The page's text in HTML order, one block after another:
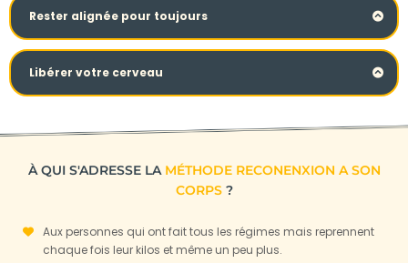
Vidéo 48 : Hypnose pour libérer ta blessure de trahison
Vidéo 49 : Hypnose pour libérer ta blessure de injustice
Vidéo 54 : Entrainer votre promesse de récompense
Rester alignée pour toujours
Vidéo 55 : Contrer les forces obscures > les tentations
Vidéo 56 : Contrer les forces obscures > les pensées
Vidéo 59 : Contrer les forces obscures > les injonctions
Vidéo 60 : Contrer les forces obscures > le stress
Libérer votre cerveau
Vidéo 63 : Oui, lâcher prise c’est possible, pour vous aussi
Vidéo 65 : Comprendre et vivre en gratitude
Vidéo 66 : Hypnose de gratitude
Vidéo 67 : Hypnose pour libérer les derniers liens de
souffrances
À QUI S'ADRESSE LAMÉTHODE RECONENXION A SON
CORPS ?
Aux personnes qui ont fait tous les régimes mais reprennent
chaque fois leur kilos et même un peu plus.